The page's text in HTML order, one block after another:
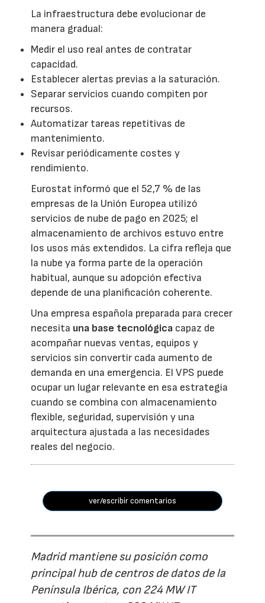
La infraestructura debe evolucionar de
manera gradual:
Medir el uso real antes de contratar
capacidad.
Establecer alertas previas a la saturación.
Separar servicios cuando compiten por
recursos.
Automatizar tareas repetitivas de
mantenimiento.
Revisar periódicamente costes y
rendimiento.
Eurostat informó que el 52,7 % de las
empresas de la Unión Europea utilizó
servicios de nube de pago en 2025; el
almacenamiento de archivos estuvo entre
los usos más extendidos. La cifra refleja que
la nube ya forma parte de la operación
habitual, aunque su adopción efectiva
depende de una planificación coherente.
Una empresa española preparada para crecer
necesita una base tecnológica capaz de
acompañar nuevas ventas, equipos y
servicios sin convertir cada aumento de
demanda en una emergencia. El VPS puede
ocupar un lugar relevante en esa estrategia
cuando se combina con almacenamiento
flexible, seguridad, supervisión y una
arquitectura ajustada a las necesidades
reales del negocio.
ver/escribir comentarios
Madrid mantiene su posición como
principal hub de centros de datos de la
Península Ibérica, con 224 MW IT